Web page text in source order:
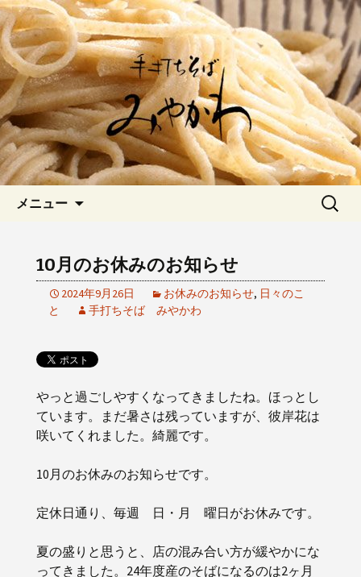
岡崎の「手打ちそば みやか
わ」のブログです
愛知県岡崎市でひっそりと佇む「手打
ちそばみやかわ」では自家製粉にこだ
わった一日十食限定の十割そばをお楽
しみいただけます。新しいそばや季節
の食材を使用した天婦羅メニューなど
新着情報はこちら
メニュー
検
10月のお休みのお知らせ
2024年9月26日 お休みのお知らせ, 日々のこ
と
手打ちそば みやかわ
やっと過ごしやすくなってきましたね。ほっとし
ています。まだ暑さは残っていますが、彼岸花は
咲いてくれました。綺麗です。
10月のお休みのお知らせです。
定休日通り、毎週 日・月 曜日がお休みです。
夏の盛りと思うと、店の混み合い方が緩やかにな
ってきました。24年度産のそばになるのは2ヶ月